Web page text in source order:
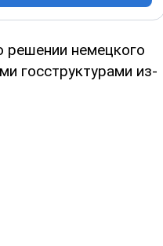
решении немецкого
госструктурами из-